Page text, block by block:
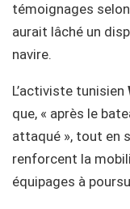
témoignages
aurait lâché un
navire.
L’activiste tunisien
que, « après le
attaqué », tout en
renforcent la
équipages à